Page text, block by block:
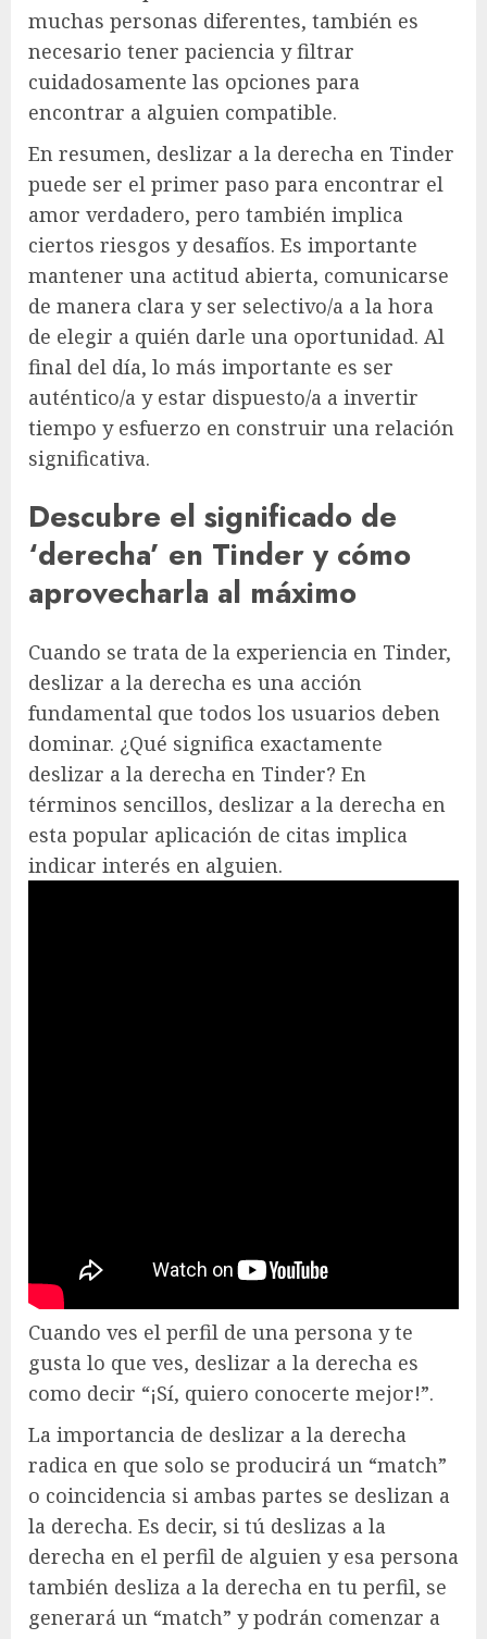
muchas personas diferentes, también es
necesario tener paciencia y filtrar
cuidadosamente las opciones para
encontrar a alguien compatible.
En resumen, deslizar a la derecha en Tinder
puede ser el primer paso para encontrar el
amor verdadero, pero también implica
ciertos riesgos y desafíos. Es importante
mantener una actitud abierta, comunicarse
de manera clara y ser selectivo/a a la hora
de elegir a quién darle una oportunidad. Al
final del día, lo más importante es ser
auténtico/a y estar dispuesto/a a invertir
tiempo y esfuerzo en construir una relación
significativa.
Descubre el significado de
‘derecha’ en Tinder y cómo
aprovecharla al máximo
Cuando se trata de la experiencia en Tinder,
deslizar a la derecha es una acción
fundamental que todos los usuarios deben
dominar. ¿Qué significa exactamente
deslizar a la derecha en Tinder? En
términos sencillos, deslizar a la derecha en
esta popular aplicación de citas implica
indicar interés en alguien.
Cuando ves el perfil de una persona y te
gusta lo que ves, deslizar a la derecha es
como decir “¡Sí, quiero conocerte mejor!”.
La importancia de deslizar a la derecha
radica en que solo se producirá un “match”
o coincidencia si ambas partes se deslizan a
la derecha. Es decir, si tú deslizas a la
derecha en el perfil de alguien y esa persona
también desliza a la derecha en tu perfil, se
generará un “match” y podrán comenzar a